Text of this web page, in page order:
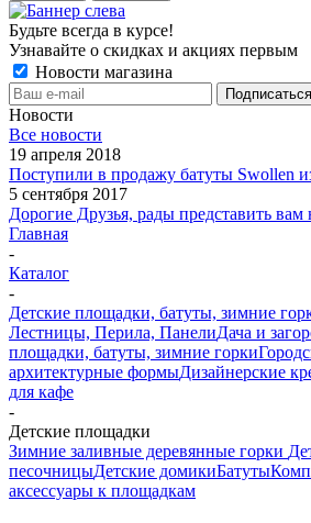
Будьте всегда в курсе!
Узнавайте о скидках и акциях первым
Новости магазина
Новости
Все новости
19 апреля 2018
Поступили в продажу батуты Swollen
5 сентября 2017
Дорогие Друзья, рады представить
Главная
-
Каталог
-
Детские площадки, батуты, зимние
Лестницы, Перила, ПанелиДача и
площадки, батуты, зимние горки
архитектурные формыДизайнерские
для кафе
-
Детские площадки
Зимние заливные деревянные горки
песочницыДетские домикиБатуты
аксессуары к площадкам